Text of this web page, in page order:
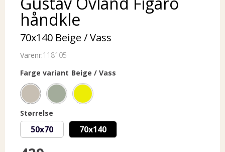
håndkle
70x140 Beige / Vass
Varenr:118105
Farge variant Beige / Vass
Størrelse
50x70 70x140